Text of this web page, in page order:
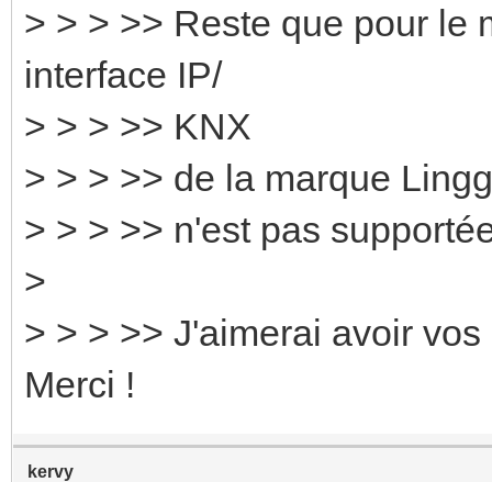
> > > >> Reste que pour le
interface IP/
> > > >> KNX
> > > >> de la marque
> > > >> n'est pas
>
> > > >> J'aimerai avoir
Merci !
kervy